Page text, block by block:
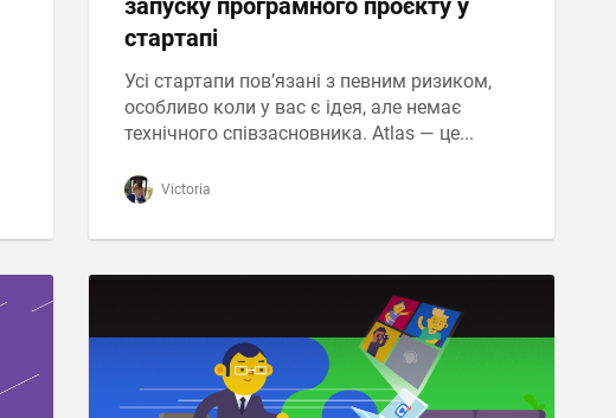
запуску програмного проєкту у
стартапі
Усі стартапи пов’язані з певним ризиком,
особливо коли у вас є ідея, але немає
технічного співзасновника. Atlas — це...
Victoria